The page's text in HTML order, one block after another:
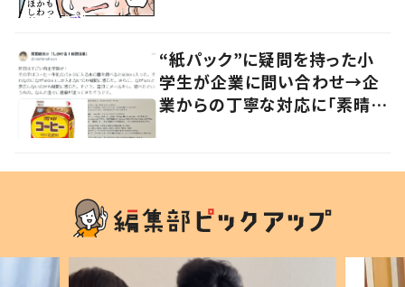
“紙パック”に疑問を持った小
学生が企業に問い合わせ→企
業からの丁寧な対応に「素晴ら